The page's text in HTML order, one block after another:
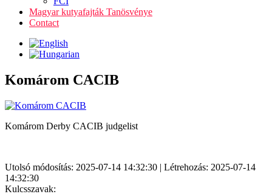
Magyar kutyafajták Tanösvénye
Contact
Komárom CACIB
Komárom Derby CACIB judgelist
Utolsó módosítás: 2025-07-14 14:32:30 | Létrehozás: 2025-07-14
14:32:30
Kulcsszavak: